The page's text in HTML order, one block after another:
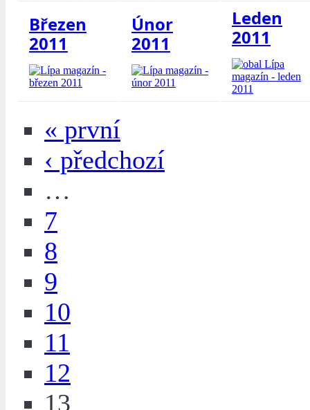
Březen
2011
Únor
2011
Leden
2011
« první
‹ předchozí
…
7
8
9
10
11
12
13